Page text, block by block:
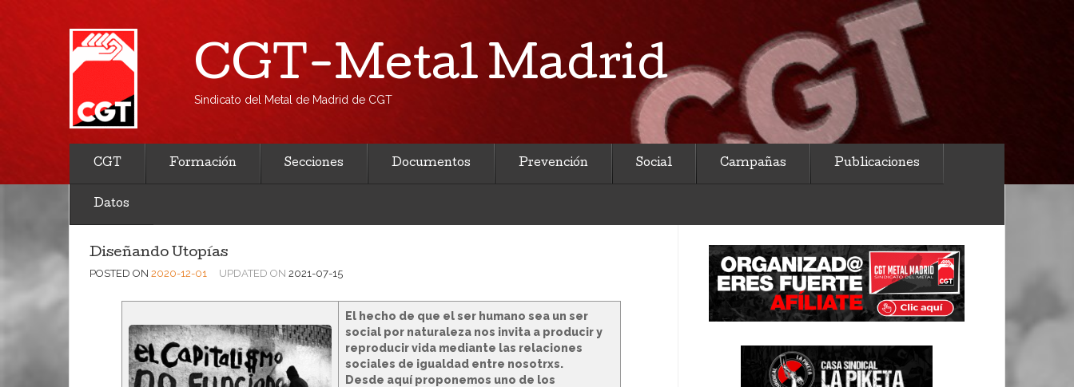
CGT-Metal Madrid
Sindicato del Metal de Madrid de CGT
CGT Formación Secciones Documentos Prevención Social Campañas Publicaciones
Datos
Diseñando Utopías
POSTED ON 2020-12-01 UPDATED ON 2021-07-15
El hecho de que el ser humano sea un ser
social por naturaleza nos invita a producir y
reproducir vida mediante las relaciones
sociales de igualdad entre nosotrxs.
Desde aquí proponemos uno de los